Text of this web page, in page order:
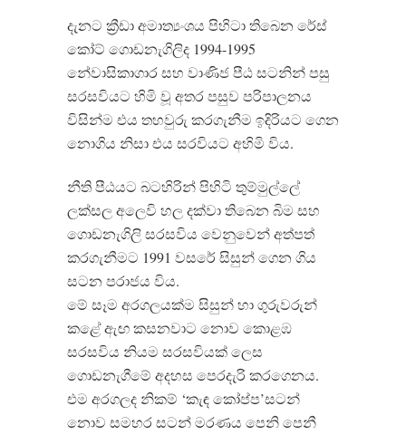
දැනට ක්‍රීඩා අමාත්‍යංශය පිහිටා තිබෙන රේස්
කෝට් ගොඩනැගිලිද 1994-1995
නේවාසිකාගාර සහ වාණිජ පීඨ සටනින් පසු
සරසවියට හිමි වූ අතර පසුව පරිපාලනය
විසින්ම එය තහවුරු කරගැනීම ඉදිරියට ⁣ගෙන
නොගිය නිසා එය සරවියට අහිමි විය.
නීති පීඨයට බටහිරින් පිහිටි තුම්මුල්ලේ
ලක්සල අලෙවි හල දක්වා තිබෙන බිම සහ
ගොඩනැගිලි සරසවිය වෙනුවෙන් අත්පත්
කරගැනීමට 1991 වසරේ සිසුන් ගෙන ගිය
සටන පරාජය විය.
මේ සෑම අරගලයක්ම සිසුන් හා ගුරුවරුන්
කළේ ඇඟ කසනවාට නොව කොළඹ
සරසවිය නියම සරසවියක් ලෙස
ගොඩනැගීමේ අදහස පෙරදැරි කරගෙනය.
එම අරගලද නිකම් ‘කැඳ කෝප්ප’සටන්
නොව සමහර සටන් මරණය පෙනි පෙනී